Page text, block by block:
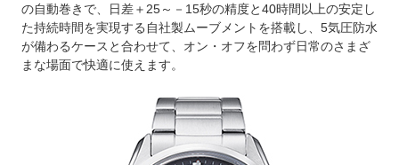
の自動巻きで、日差＋25～－15秒の精度と40時間以上の安定し
た持続時間を実現する自社製ムーブメントを搭載し、5気圧防水
が備わるケースと合わせて、オン・オフを問わず日常のさまざ
まな場面で快適に使えます。